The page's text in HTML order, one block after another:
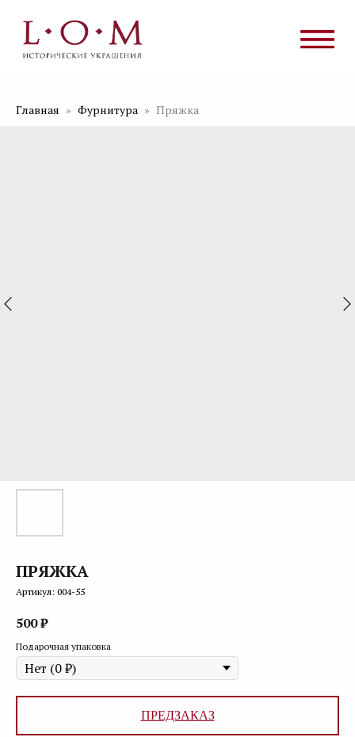
Главная Фурнитура Пряжка
ПРЯЖКА
Артикул: 004-55
500₽
Подарочная упаковка
ПРЕДЗАКАЗ